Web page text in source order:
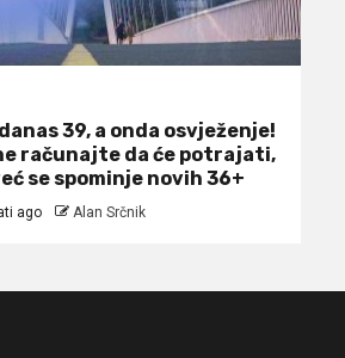
39, a onda osvježenje!
računajte da će potrajati,
se spominje novih 36+
ago Alan Srčnik